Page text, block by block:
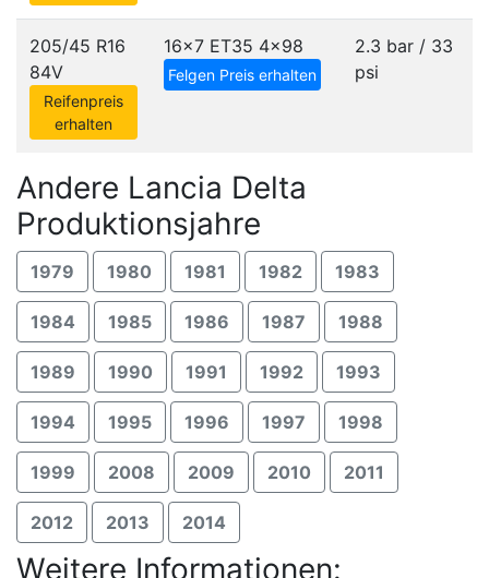
205/45 R16
84V
Reifenpreis
erhalten
16x7 ET35 4x98
Felgen Preis erhalten
2.3 bar / 33
psi
Andere Lancia Delta
Produktionsjahre
1979 1980 1981 1982 1983
1984 1985 1986 1987 1988
1989 1990 1991 1992 1993
1994 1995 1996 1997 1998
1999 2008 2009 2010 2011
2012 2013 2014
Weitere Informationen: